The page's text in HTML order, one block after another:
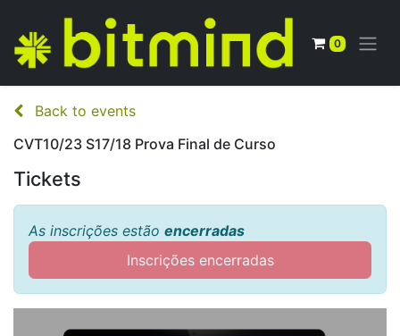
0
Back to events
CVT10/23 S17/18 Prova Final de Curso
Tickets
As inscrições estão encerradas
Inscrições encerradas